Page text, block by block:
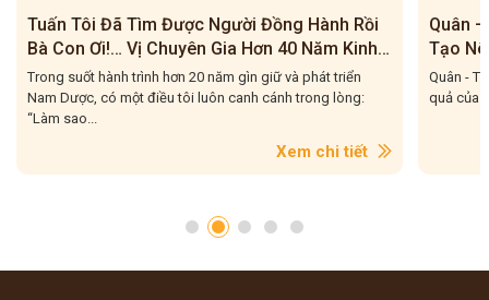
Tuấn Tôi Đã Tìm Được Người Đồng Hành Rồi
Bà Con Ơi!… Vị Chuyên Gia Hơn 40 Năm Kinh
Nghiệm
Trong suốt hành trình hơn 20 năm gìn giữ và phát triển
Nam Dược, có một điều tôi luôn canh cánh trong lòng:
“Làm sao...
Xem chi tiết
Quân
Tạo
Của
Quân -
quả của